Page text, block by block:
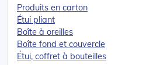
Produits en carton
Étui pliant
Boîte à oreilles
Boîte fond et couvercle
Étui, coffret à bouteilles